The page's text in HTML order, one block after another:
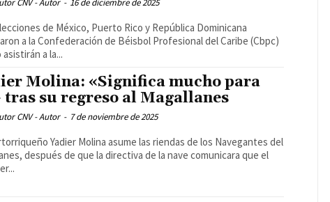
de México, Puerto Rico y República Dominicana
a la Confederación de Béisbol Profesional del Caribe (Cbpc)
a la...
Molina: «Significa mucho para
tras su regreso al Magallanes
CNV - Autor - 7 de noviembre de 2025
Yadier Molina asume las riendas de los Navegantes del
después de que la directiva de la nave comunicara que el